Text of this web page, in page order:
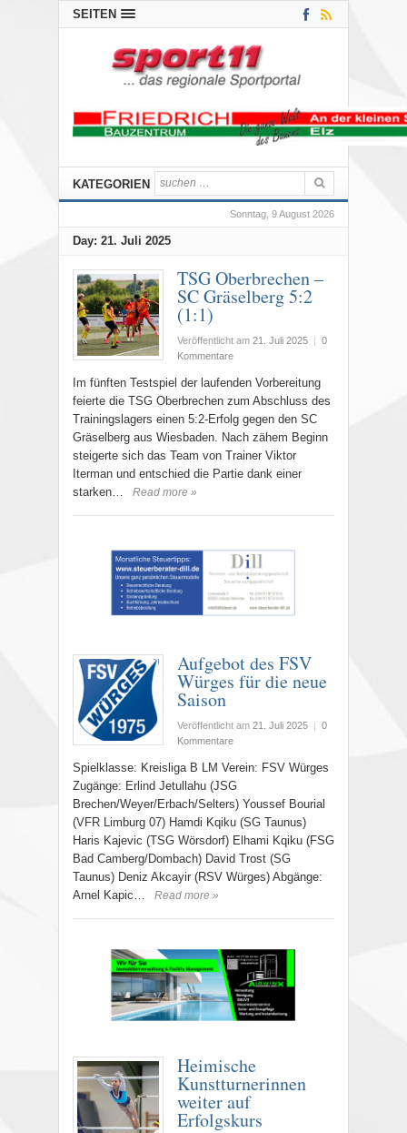
SEITEN
KATEGORIEN
Sonntag, 9 August 2026
Day: 21. Juli 2025
TSG Oberbrechen –
SC Gräselberg 5:2
(1:1)
Veröffentlicht am 21. Juli 2025
0
Kommentare
Im fünften Testspiel der laufenden Vorbereitung
feierte die TSG Oberbrechen zum Abschluss des
Trainingslagers einen 5:2-Erfolg gegen den SC
Gräselberg aus Wiesbaden. Nach zähem Beginn
steigerte sich das Team von Trainer Viktor
Iterman und entschied die Partie dank einer
starken…
Read more »
Aufgebot des FSV
Würges für die neue
Saison
Veröffentlicht am 21. Juli 2025 | 0
Kommentare
Spielklasse: Kreisliga B LM Verein: FSV Würges
Zugänge: Erlind Jetullahu (JSG
Brechen/Weyer/Erbach/Selters) Youssef Bourial
(VFR Limburg 07) Hamdi Kqiku (SG Taunus)
Haris Kajevic (TSG Wörsdorf) Elhami Kqiku (FSG
Bad Camberg/Dombach) David Trost (SG
Taunus) Deniz Akcayir (RSV Würges) Abgänge:
Arnel Kapic…
Read more »
Heimische
Kunstturnerinnen
weiter auf
Erfolgskurs